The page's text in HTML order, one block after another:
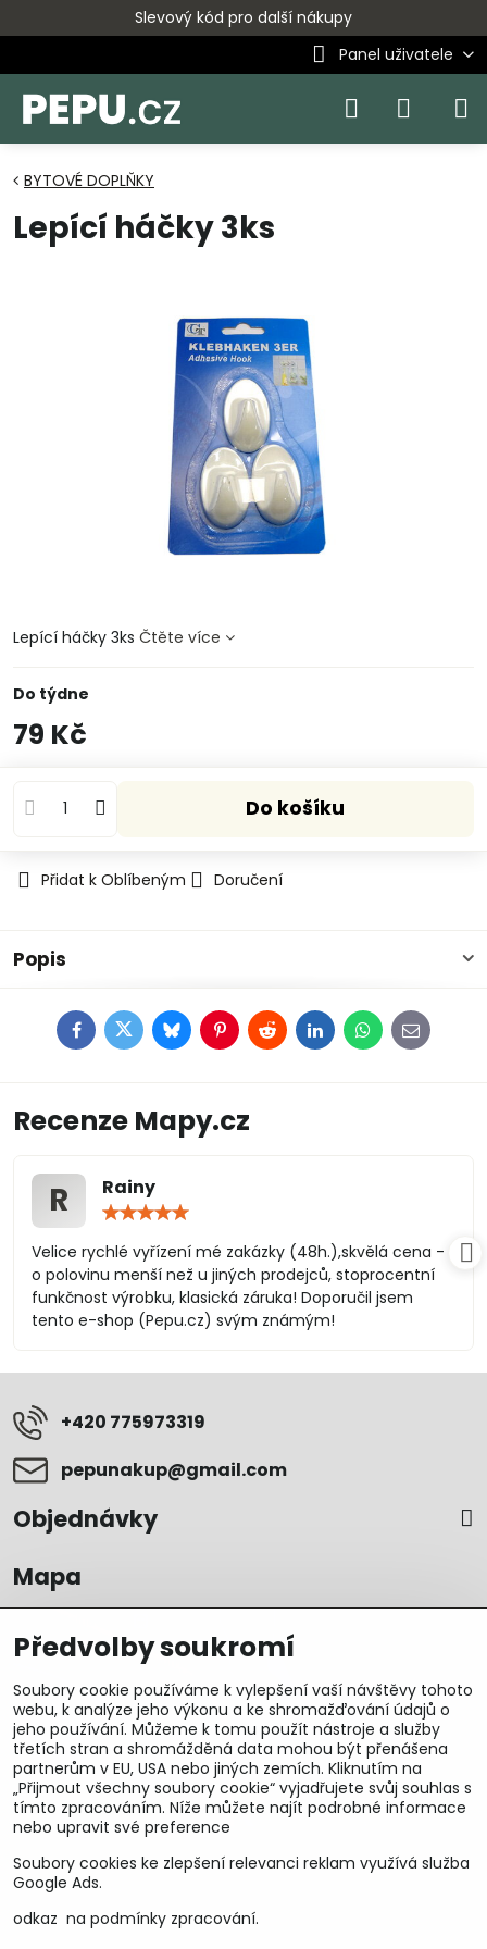
Slevový kód pro další nákupy
Panel uživatele
BYTOVÉ DOPLŇKY
Lepící háčky 3ks
Lepící háčky 3ks Čtěte více
Do týdne
79 Kč
Do košíku
Přidat k Oblíbeným Doručení
Popis
FacebookTwitterBlueskyPinterestRedditLinkedInWhatsApp
E-
mail
Recenze Mapy.cz
R Rainy
/
5
Velice rychlé vyřízení mé zakázky (48h.),skvělá cena -
o polovinu menší než u jiných prodejců, stoprocentní
funkčnost výrobku, klasická záruka! Doporučil jsem
tento e-shop (Pepu.cz) svým známým!
+420 775973319
pepunakup​@gmail​.com
Objednávky
Mapa
U&M parts s.r.o.
U Zastávky 150, Horní Staré Město
Předvolby soukromí
Soubory cookie používáme k vylepšení vaší návštěvy tohoto
webu, k analýze jeho výkonu a ke shromažďování údajů o
jeho používání. Můžeme k tomu použít nástroje a služby
třetích stran a shromážděná data mohou být přenášena
partnerům v EU, USA nebo jiných zemích. Kliknutím na
„Přijmout všechny soubory cookie“ vyjadřujete svůj souhlas s
tímto zpracováním. Níže můžete najít podrobné informace
nebo upravit své preference
Soubory cookies ke zlepšení relevanci reklam využívá služba
Google Ads.
odkaz na podmínky zpracování.